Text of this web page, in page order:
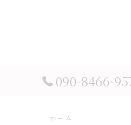
090-8466-
ホーム